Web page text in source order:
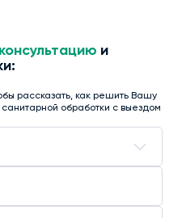
и
рассказать, как решить Вашу
обработки с выездом